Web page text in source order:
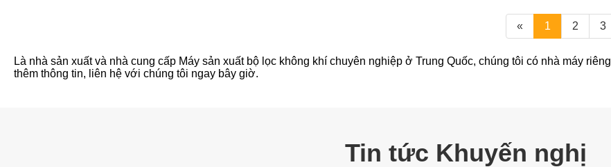
« 1 2 3
Là nhà sản xuất và nhà cung cấp Máy sản xuất bộ lọc không khí chuyên nghiệp ở Trung Quốc, chúng tôi có nhà máy
thêm thông tin, liên hệ với chúng tôi ngay bây giờ.
Tin tức Khuyến nghị